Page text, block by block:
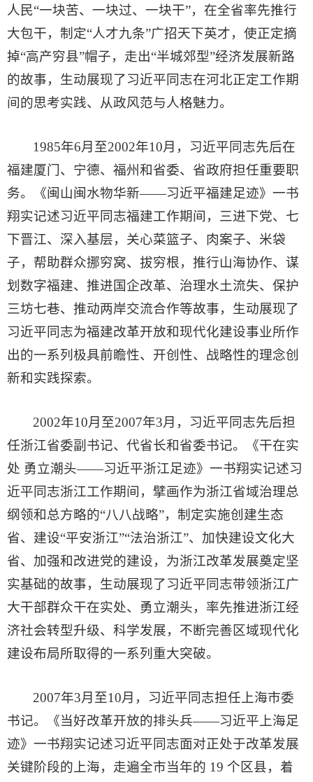
人民“一块苦、一块过、一块干”，在全省率先推行
大包干，制定“人才九条”广招天下英才，使正定摘
掉“高产穷县”帽子，走出“半城郊型”经济发展新路
的故事，生动展现了习近平同志在河北正定工作期
间的思考实践、从政风范与人格魅力。
1985年6月至2002年10月，习近平同志先后在
福建厦门、宁德、福州和省委、省政府担任重要职
务。《闽山闽水物华新——习近平福建足迹》一书
翔实记述习近平同志福建工作期间，三进下党、七
下晋江、深入基层，关心菜篮子、肉案子、米袋
子，帮助群众挪穷窝、拔穷根，推行山海协作、谋
划数字福建、推进国企改革、治理水土流失、保护
三坊七巷、推动两岸交流合作等故事，生动展现了
习近平同志为福建改革开放和现代化建设事业所作
出的一系列极具前瞻性、开创性、战略性的理念创
新和实践探索。
2002年10月至2007年3月，习近平同志先后担
任浙江省委副书记、代省长和省委书记。《干在实
处 勇立潮头——习近平浙江足迹》一书翔实记述习
近平同志浙江工作期间，擘画作为浙江省域治理总
纲领和总方略的“八八战略”，制定实施创建生态
省、建设“平安浙江”“法治浙江”、加快建设文化大
省、加强和改进党的建设，为浙江改革发展奠定坚
实基础的故事，生动展现了习近平同志带领浙江广
大干部群众干在实处、勇立潮头，率先推进浙江经
济社会转型升级、科学发展，不断完善区域现代化
建设布局所取得的一系列重大突破。
2007年3月至10月，习近平同志担任上海市委
书记。《当好改革开放的排头兵——习近平上海足
迹》一书翔实记述习近平同志面对正处于改革发展
关键阶段的上海，走遍全市当年的 19 个区县，着